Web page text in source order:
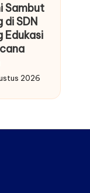
Sambut
di SDN
Edukasi
2026